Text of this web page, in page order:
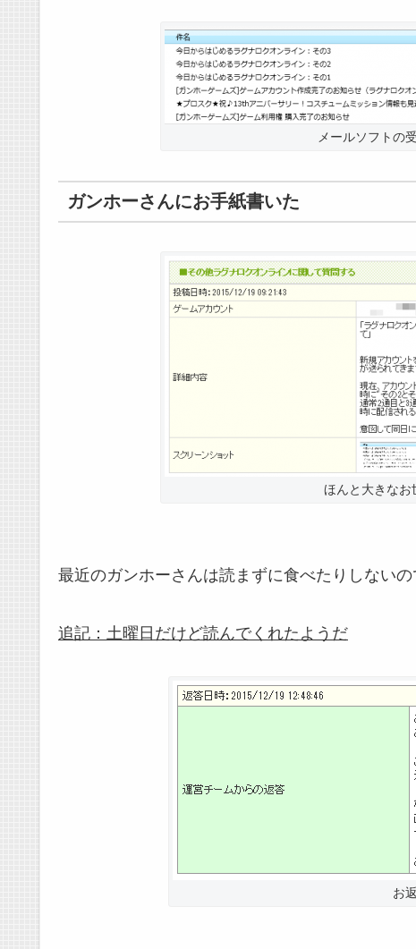
メールソフトの
ガンホーさんにお手紙書いた
ほんと大きなお
最近のガンホーさんは読まずに食べたりしないの
追記：土曜日だけど読んでくれたようだ
お